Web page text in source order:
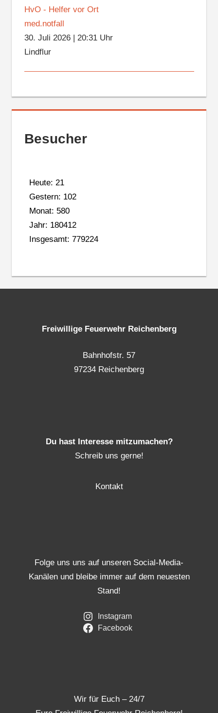
HvO - Helfer vor Ort
med.notfall
30. Juli 2026| 20:31 Uhr
Lindflur
Besucher
Heute: 21
Gestern: 102
Monat: 580
Jahr: 180412
Insgesamt: 779224
Freiwillige Feuerwehr Reichenberg
Bahnhofstr. 57
97234 Reichenberg
Du hast Interesse mitzumachen?
Schreib uns gerne!
Kontakt
Folge uns uns auf unseren Social-Media-
Kanälen und bleibe immer auf dem neuesten
Stand!
Instagram
Facebook
Wir für Euch – 24/7